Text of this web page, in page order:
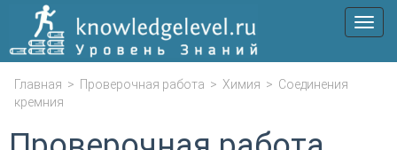
Меню
Главная > Проверочная работа > Химия > Соединения
кремния